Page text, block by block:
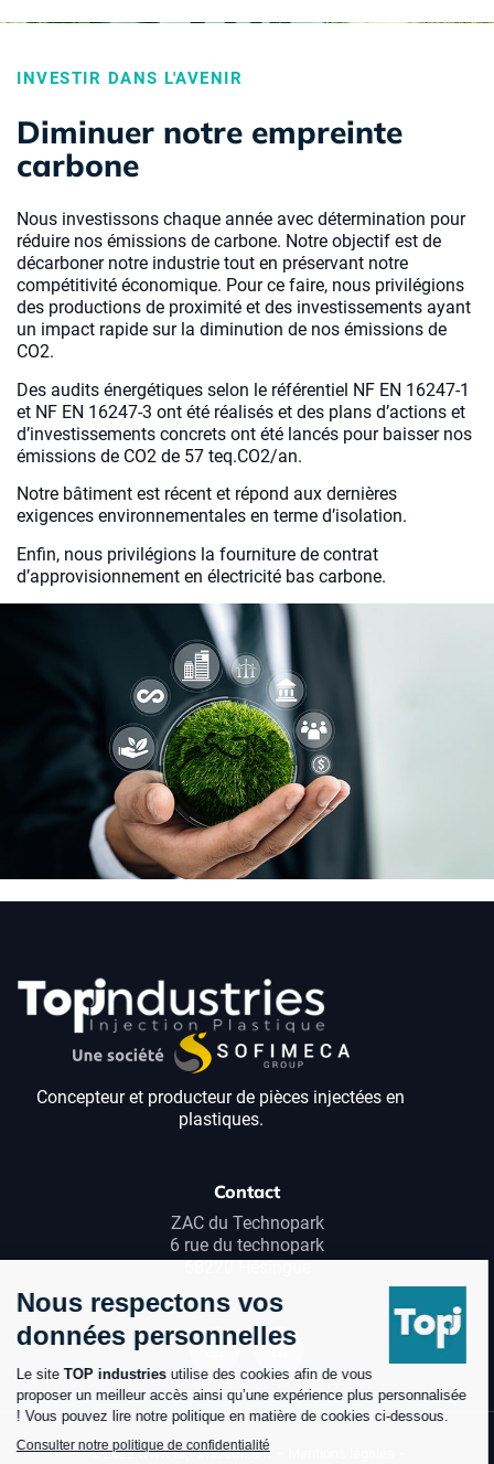
INVESTIR DANS L'AVENIR
Diminuer notre empreinte
carbone
Nous investissons chaque année avec détermination pour
réduire nos émissions de carbone. Notre objectif est de
décarboner notre industrie tout en préservant notre
compétitivité économique. Pour ce faire, nous privilégions
des productions de proximité et des investissements ayant
un impact rapide sur la diminution de nos émissions de
CO2.
Des audits énergétiques selon le référentiel NF EN 16247-1
et NF EN 16247-3 ont été réalisés et des plans d’actions et
d’investissements concrets ont été lancés pour baisser nos
émissions de CO2 de 57 teq.CO2/an.
Notre bâtiment est récent et répond aux dernières
exigences environnementales en terme d’isolation.
Enfin, nous privilégions la fourniture de contrat
d’approvisionnement en électricité bas carbone.
Concepteur et producteur de pièces injectées en
plastiques.
Contact
ZAC du Technopark
6 rue du technopark
© 2022 www.top-industries.fr